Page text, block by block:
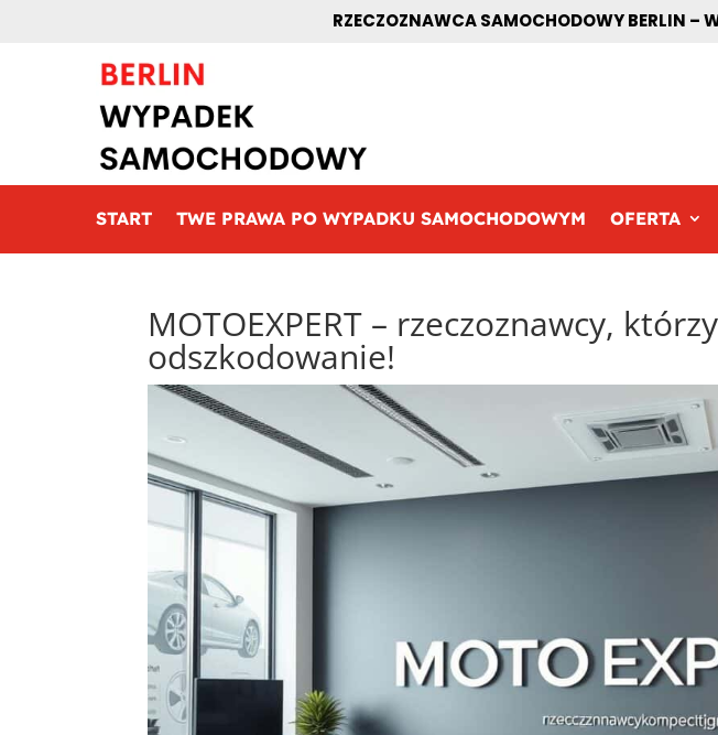
RZECZOZNAWCA SAMOCHODOWY BERLIN –
START TWE PRAWA PO WYPADKU SAMOCHODOWYM OFERTA
MOTOEXPERT – rzeczoznawcy,
odszkodowanie!